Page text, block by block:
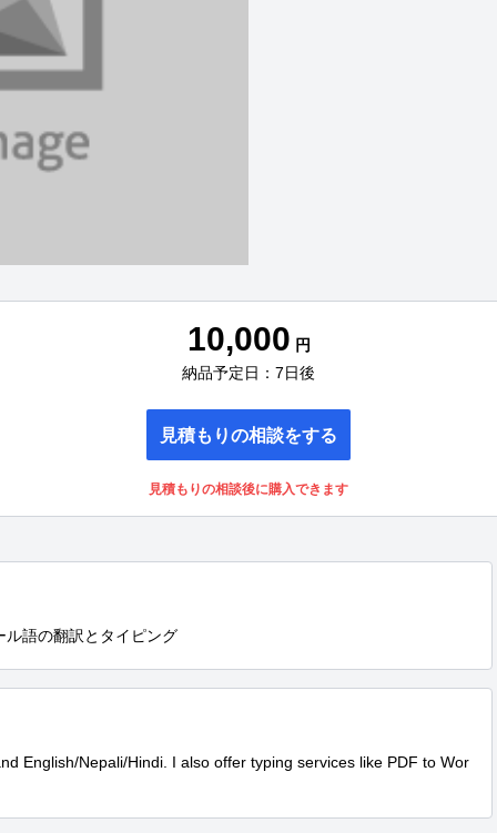
10,000 円
納品予定日：7日後
見積もりの相談をする
見積もりの相談後に購入できます
ル語の翻訳とタイピング
English/Nepali/Hindi. I also offer typing services like PDF to Wor